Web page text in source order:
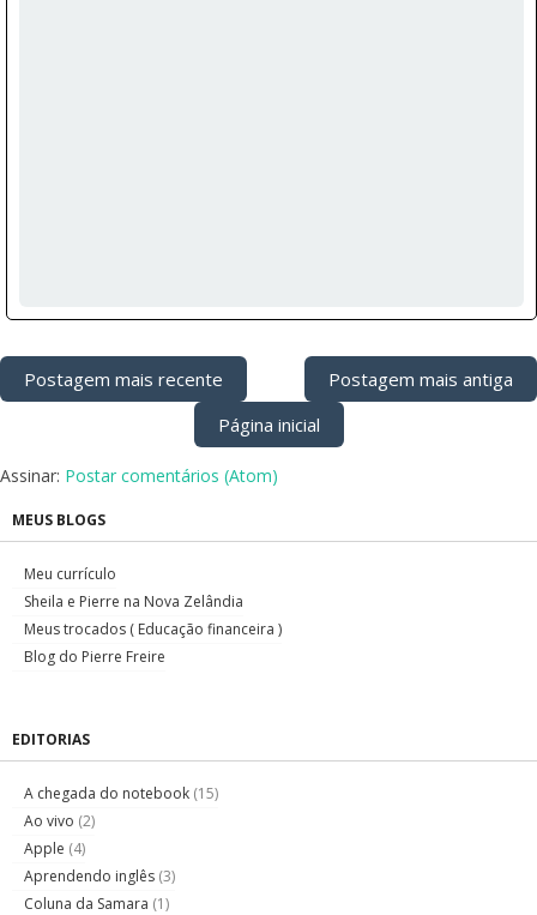
Postagem mais recente
Postagem mais antiga
Página inicial
Assinar: Postar comentários (Atom)
MEUS BLOGS
Meu currículo
Sheila e Pierre na Nova Zelândia
Meus trocados ( Educação financeira )
Blog do Pierre Freire
EDITORIAS
A chegada do notebook (15)
Ao vivo (2)
Apple (4)
Aprendendo inglês (3)
Coluna da Samara (1)